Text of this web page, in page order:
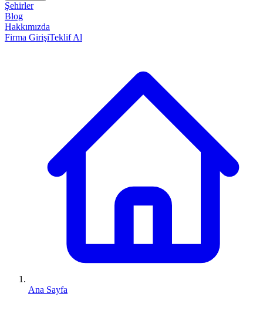
Şehirler
Blog
Hakkımızda
Firma GirişiTeklif Al
Ana Sayfa